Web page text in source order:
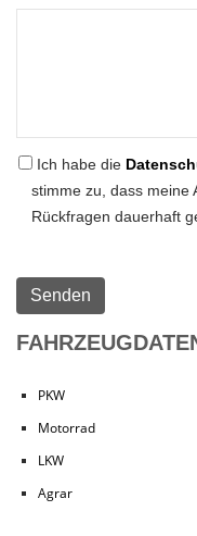
Ich habe die
stimme zu, dass meine
Rückfragen dauerhaft
PKW
Motorrad
LKW
Agrar